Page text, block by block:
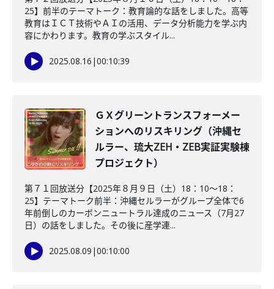
25】前半のテーマトーク：教育論的な話をしました。高等
教育はＩＣＴ技術やＡＩの活用、データ分析能力を学ぶ内
容にかわります。教育の学ぶスタイル...
2025.08.16 |00:10:39
ＧＸグリーントランスフォーメー
ションへのリスキリング（沖縄セ
ルラー、琉大ZEH・ZEB実証実験棟
プロジェクト）
第７１回放送分【2025年８月９日（土）18：10～18：
25】テーマトーク前半：沖縄セルラーがグループ全体で6
年前倒しのカーボンニュートラル達成のニュース（7月27
日）の話をしました。その後に産学連...
2025.08.09 |00:10:00